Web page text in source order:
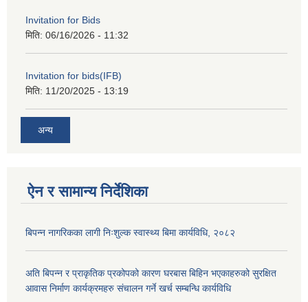
Invitation for Bids
मिति: 06/16/2026 - 11:32
Invitation for bids(IFB)
मिति: 11/20/2025 - 13:19
अन्य
ऐन र सामान्य निर्देशिका
बिपन्न नागरिकका लागी निःशुल्क स्वास्थ्य बिमा कार्यविधि, २०८२
अति बिपन्न र प्राकृतिक प्रकोपको कारण घरबास बिहिन भएकाहरुको सुरक्षित
आवास निर्माण कार्यक्रमहरु संचालन गर्ने खर्च सम्बन्धि कार्यविधि